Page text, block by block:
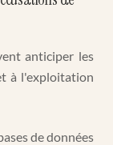
anticiper les
à l'exploitation
de données